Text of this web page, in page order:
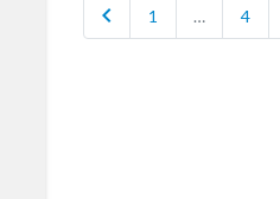
chevron_left 1 … 4